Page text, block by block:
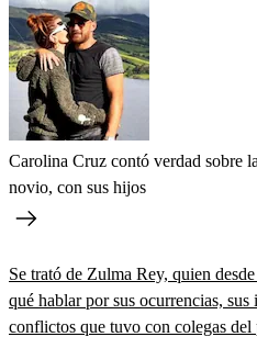
Carolina Cruz contó verdad sobre
novio, con sus hijos
Se trató de Zulma Rey, quien
qué hablar por sus ocurrencias, sus
conflictos que tuvo con colegas del